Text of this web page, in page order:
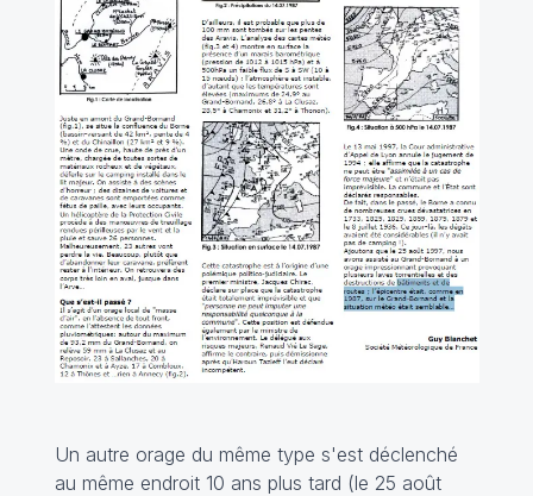
Un autre orage du même type s'est déclenché
au même endroit 10 ans plus tard (le 25 août